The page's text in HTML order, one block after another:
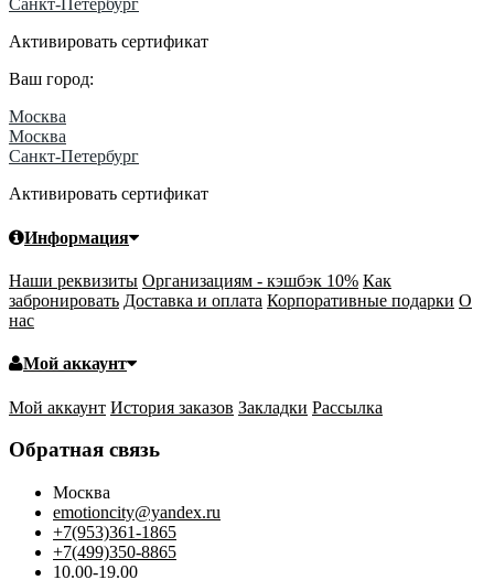
Санкт-Петербург
Активировать сертификат
Ваш город:
Москва
Москва
Санкт-Петербург
Активировать сертификат
Информация
Наши реквизиты Организациям - кэшбэк 10% Как
забронировать Доставка и оплата Корпоративные подарки О
нас
Мой аккаунт
Мой аккаунт История заказов Закладки Рассылка
Обратная связь
Москва
emotioncity@yandex.ru
+7(953)361-1865
+7(499)350-8865
10.00-19.00